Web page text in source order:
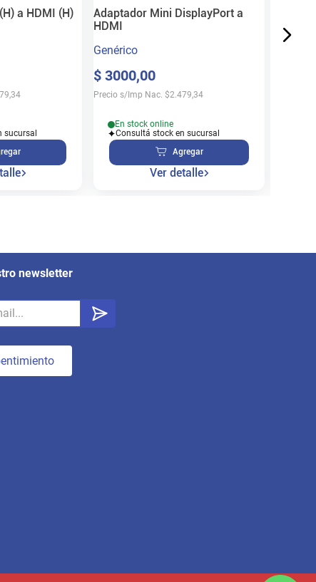
a HDMI (H)
sucursal
Adaptador Mini DisplayPort a
HDMI
Genérico
$ 3000,00
Precio s/Imp Nac. $2.479,34
En stock online
Consultá stock en sucursal
Agregar
Ver detalle
newsletter